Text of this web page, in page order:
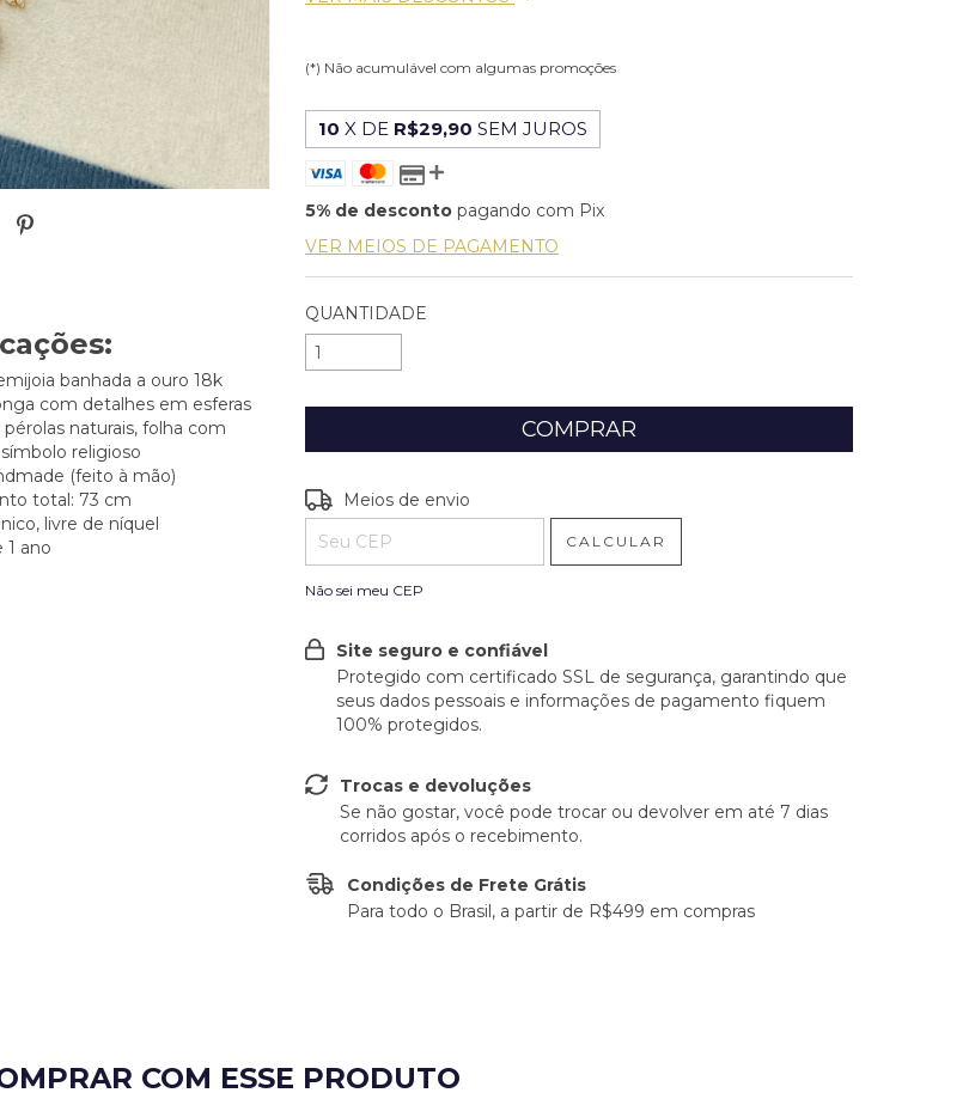
banhada a ouro 18k
com detalhes em esferas
naturais, folha com
religioso
(feito à mão)
total: 73 cm
livre de níquel
1 ano
(*) Não acumulável com algumas promoções
10 X DE R$29,90 SEM JUROS
5% de desconto pagando com Pix
VER MEIOS DE PAGAMENTO
QUANTIDADE
Entregas para o CEP:
Meios de envio
CALCULAR
Não sei meu CEP
Site seguro e confiável
Protegido com certificado SSL de segurança, garantindo que
seus dados pessoais e informações de pagamento fiquem
100% protegidos.
Trocas e devoluções
Se não gostar, você pode trocar ou devolver em até 7 dias
corridos após o recebimento.
Condições de Frete Grátis
Para todo o Brasil, a partir de R$499 em compras
COM ESSE PRODUTO